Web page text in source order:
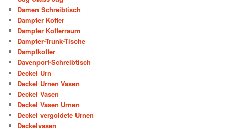
Damen Schreibtisch
Dampfer Koffer
Dampfer Kofferraum
Dampfer-Trunk-Tische
Dampfkoffer
Davenport-Schreibtisch
Deckel Urn
Deckel Urnen Vasen
Deckel Vasen
Deckel Vasen Urnen
Deckel vergoldete Urnen
Deckelvasen